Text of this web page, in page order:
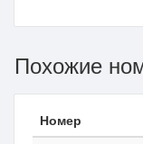
Похожие
Номер